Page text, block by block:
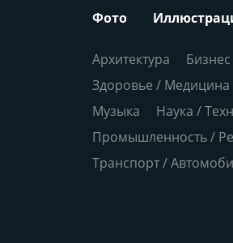
Фото
Архитектура
Здоровье / Медицина
Музыка
Наука /
Промышленность /
Транспорт /